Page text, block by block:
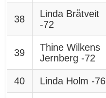
38
Linda Bråtveit
-72
39
Thine Wilkens
Jernberg -72
40 Linda Holm -76